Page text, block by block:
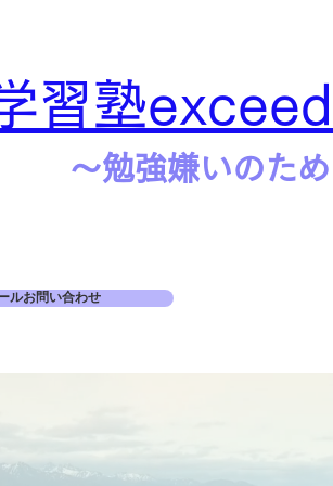
習塾
～勉強嫌いのた
ルお問い合わせ